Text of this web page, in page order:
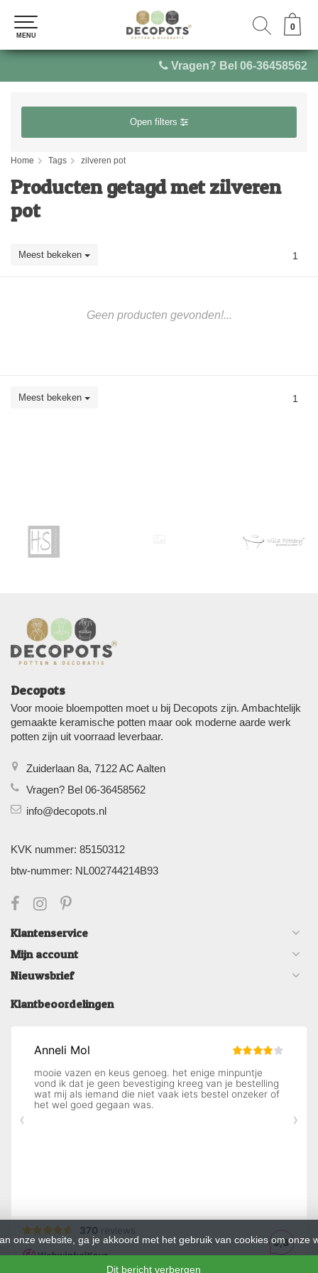
Vragen? Bel 06-36458562
0
MENU
0
MENU
Open filters
Home Tags zilveren pot
Producten getagd met zilveren
pot
Meest bekeken 1
Geen producten gevonden!...
Meest bekeken 1
Decopots
Voor mooie bloempotten moet u bij Decopots zijn. Ambachtelijk
gemaakte keramische potten maar ook moderne aarde werk
potten zijn uit voorraad leverbaar.
Zuiderlaan 8a, 7122 AC Aalten
Vragen? Bel 06-36458562
info@decopots.nl
KVK nummer: 85150312
btw-nummer: NL002744214B93
Klantenservice
Mijn account
Nieuwsbrief
Klantbeoordelingen
onze website, ga je akkoord met het gebruik van cookies om onze
Dit bericht verbergen